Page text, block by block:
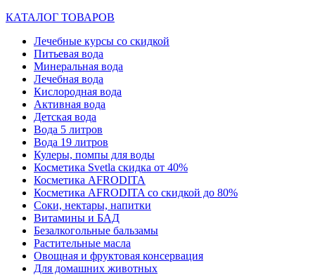
КАТАЛОГ ТОВАРОВ
Лечебные курсы со скидкой
Питьевая вода
Минеральная вода
Лечебная вода
Кислородная вода
Активная вода
Детская вода
Вода 5 литров
Вода 19 литров
Кулеры, помпы для воды
Косметика Svetla скидка от 40%
Косметика AFRODITA
Косметика AFRODITA со скидкой до 80%
Соки, нектары, напитки
Витамины и БАД
Безалкогольные бальзамы
Растительные масла
Овощная и фруктовая консервация
Для домашних животных